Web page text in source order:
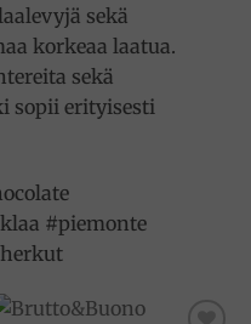
sekä
korkeaa laatua.
sekä
sopii erityisesti
#piemonte